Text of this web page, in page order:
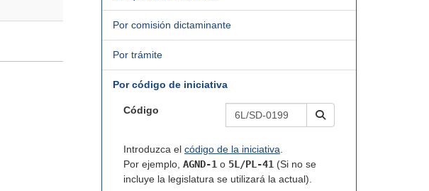
Por comisión dictaminante
Por trámite
Por código de iniciativa
Código
Introduzca el código de la iniciativa.
Por ejemplo, AGND-1 o 5L/PL-41 (Si no se
incluye la legislatura se utilizará la actual).